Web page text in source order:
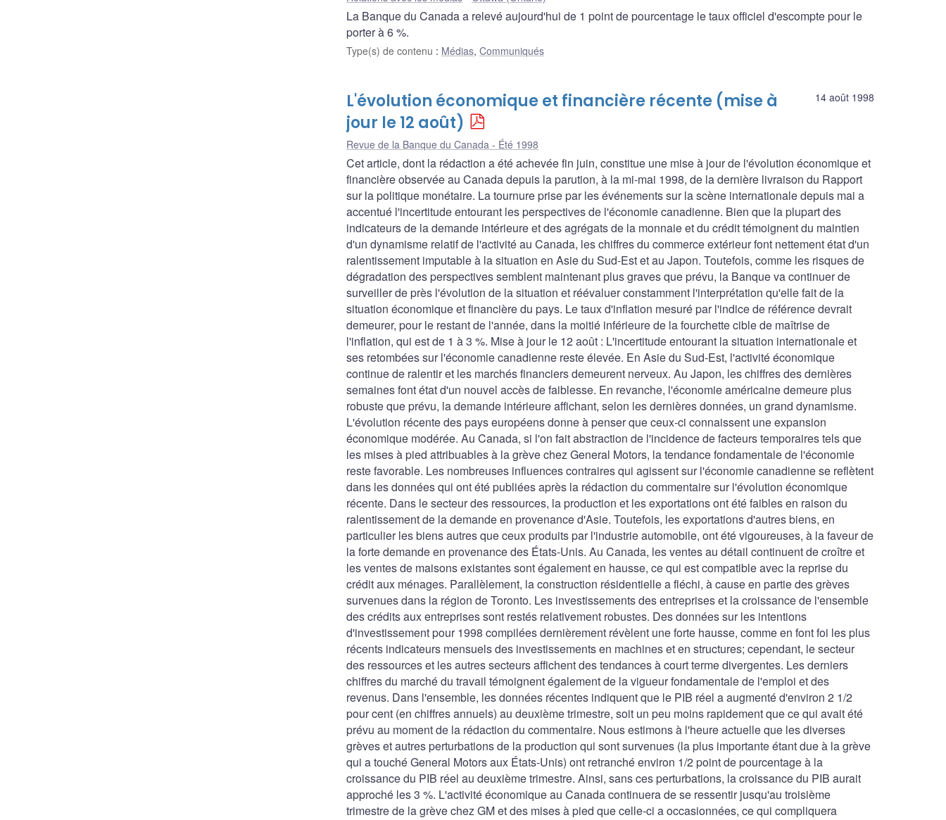
La Banque du Canada a relevé aujourd'hui de 1 point de pourcentage le taux officiel d'escompte pour le
porter à 6 %.
Type(s) de contenu : Médias, Communiqués
14 août 1998
L'évolution économique et financière récente (mise à
jour le 12 août)
Revue de la Banque du Canada - Été 1998
Cet article, dont la rédaction a été achevée fin juin, constitue une mise à jour de l'évolution économique et
financière observée au Canada depuis la parution, à la mi-mai 1998, de la dernière livraison du Rapport
sur la politique monétaire. La tournure prise par les événements sur la scène internationale depuis mai a
accentué l'incertitude entourant les perspectives de l'économie canadienne. Bien que la plupart des
indicateurs de la demande intérieure et des agrégats de la monnaie et du crédit témoignent du maintien
d'un dynamisme relatif de l'activité au Canada, les chiffres du commerce extérieur font nettement état d'un
ralentissement imputable à la situation en Asie du Sud-Est et au Japon. Toutefois, comme les risques de
dégradation des perspectives semblent maintenant plus graves que prévu, la Banque va continuer de
surveiller de près l'évolution de la situation et réévaluer constamment l'interprétation qu'elle fait de la
situation économique et financière du pays. Le taux d'inflation mesuré par l'indice de référence devrait
demeurer, pour le restant de l'année, dans la moitié inférieure de la fourchette cible de maîtrise de
l'inflation, qui est de 1 à 3 %. Mise à jour le 12 août : L'incertitude entourant la situation internationale et
ses retombées sur l'économie canadienne reste élevée. En Asie du Sud-Est, l'activité économique
continue de ralentir et les marchés financiers demeurent nerveux. Au Japon, les chiffres des dernières
semaines font état d'un nouvel accès de faiblesse. En revanche, l'économie américaine demeure plus
robuste que prévu, la demande intérieure affichant, selon les dernières données, un grand dynamisme.
L'évolution récente des pays européens donne à penser que ceux-ci connaissent une expansion
économique modérée. Au Canada, si l'on fait abstraction de l'incidence de facteurs temporaires tels que
les mises à pied attribuables à la grève chez General Motors, la tendance fondamentale de l'économie
reste favorable. Les nombreuses influences contraires qui agissent sur l'économie canadienne se reflètent
dans les données qui ont été publiées après la rédaction du commentaire sur l'évolution économique
récente. Dans le secteur des ressources, la production et les exportations ont été faibles en raison du
ralentissement de la demande en provenance d'Asie. Toutefois, les exportations d'autres biens, en
particulier les biens autres que ceux produits par l'industrie automobile, ont été vigoureuses, à la faveur de
la forte demande en provenance des États-Unis. Au Canada, les ventes au détail continuent de croître et
les ventes de maisons existantes sont également en hausse, ce qui est compatible avec la reprise du
crédit aux ménages. Parallèlement, la construction résidentielle a fléchi, à cause en partie des grèves
survenues dans la région de Toronto. Les investissements des entreprises et la croissance de l'ensemble
des crédits aux entreprises sont restés relativement robustes. Des données sur les intentions
d'investissement pour 1998 compilées dernièrement révèlent une forte hausse, comme en font foi les plus
récents indicateurs mensuels des investissements en machines et en structures; cependant, le secteur
des ressources et les autres secteurs affichent des tendances à court terme divergentes. Les derniers
chiffres du marché du travail témoignent également de la vigueur fondamentale de l'emploi et des
revenus. Dans l'ensemble, les données récentes indiquent que le PIB réel a augmenté d'environ 2 1/2
pour cent (en chiffres annuels) au deuxième trimestre, soit un peu moins rapidement que ce qui avait été
prévu au moment de la rédaction du commentaire. Nous estimons à l'heure actuelle que les diverses
grèves et autres perturbations de la production qui sont survenues (la plus importante étant due à la grève
qui a touché General Motors aux États-Unis) ont retranché environ 1/2 point de pourcentage à la
croissance du PIB réel au deuxième trimestre. Ainsi, sans ces perturbations, la croissance du PIB aurait
approché les 3 %. L'activité économique au Canada continuera de se ressentir jusqu'au troisième
trimestre de la grève chez GM et des mises à pied que celle-ci a occasionnées, ce qui compliquera